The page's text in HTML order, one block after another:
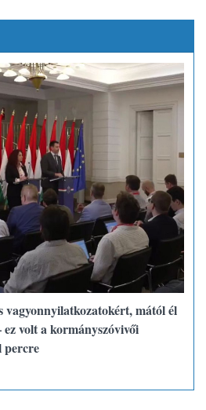
mától él
volt a kormányszóvivői
percre